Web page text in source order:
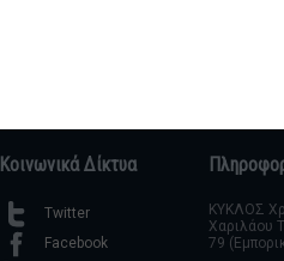
Κοινωνικά Δίκτυα
Twitter
Facebook
ΚΥΚΛΟΣ
Χαριλάου
79